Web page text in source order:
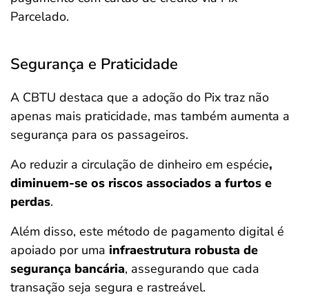
Parcelado.
Segurança e Praticidade
A CBTU destaca que a adoção do Pix traz não
apenas mais praticidade, mas também aumenta a
segurança para os passageiros.
Ao reduzir a circulação de dinheiro em espécie,
diminuem-se os riscos associados a furtos e
perdas.
Além disso, este método de pagamento digital é
apoiado por uma infraestrutura robusta de
segurança bancária, assegurando que cada
transação seja segura e rastreável.